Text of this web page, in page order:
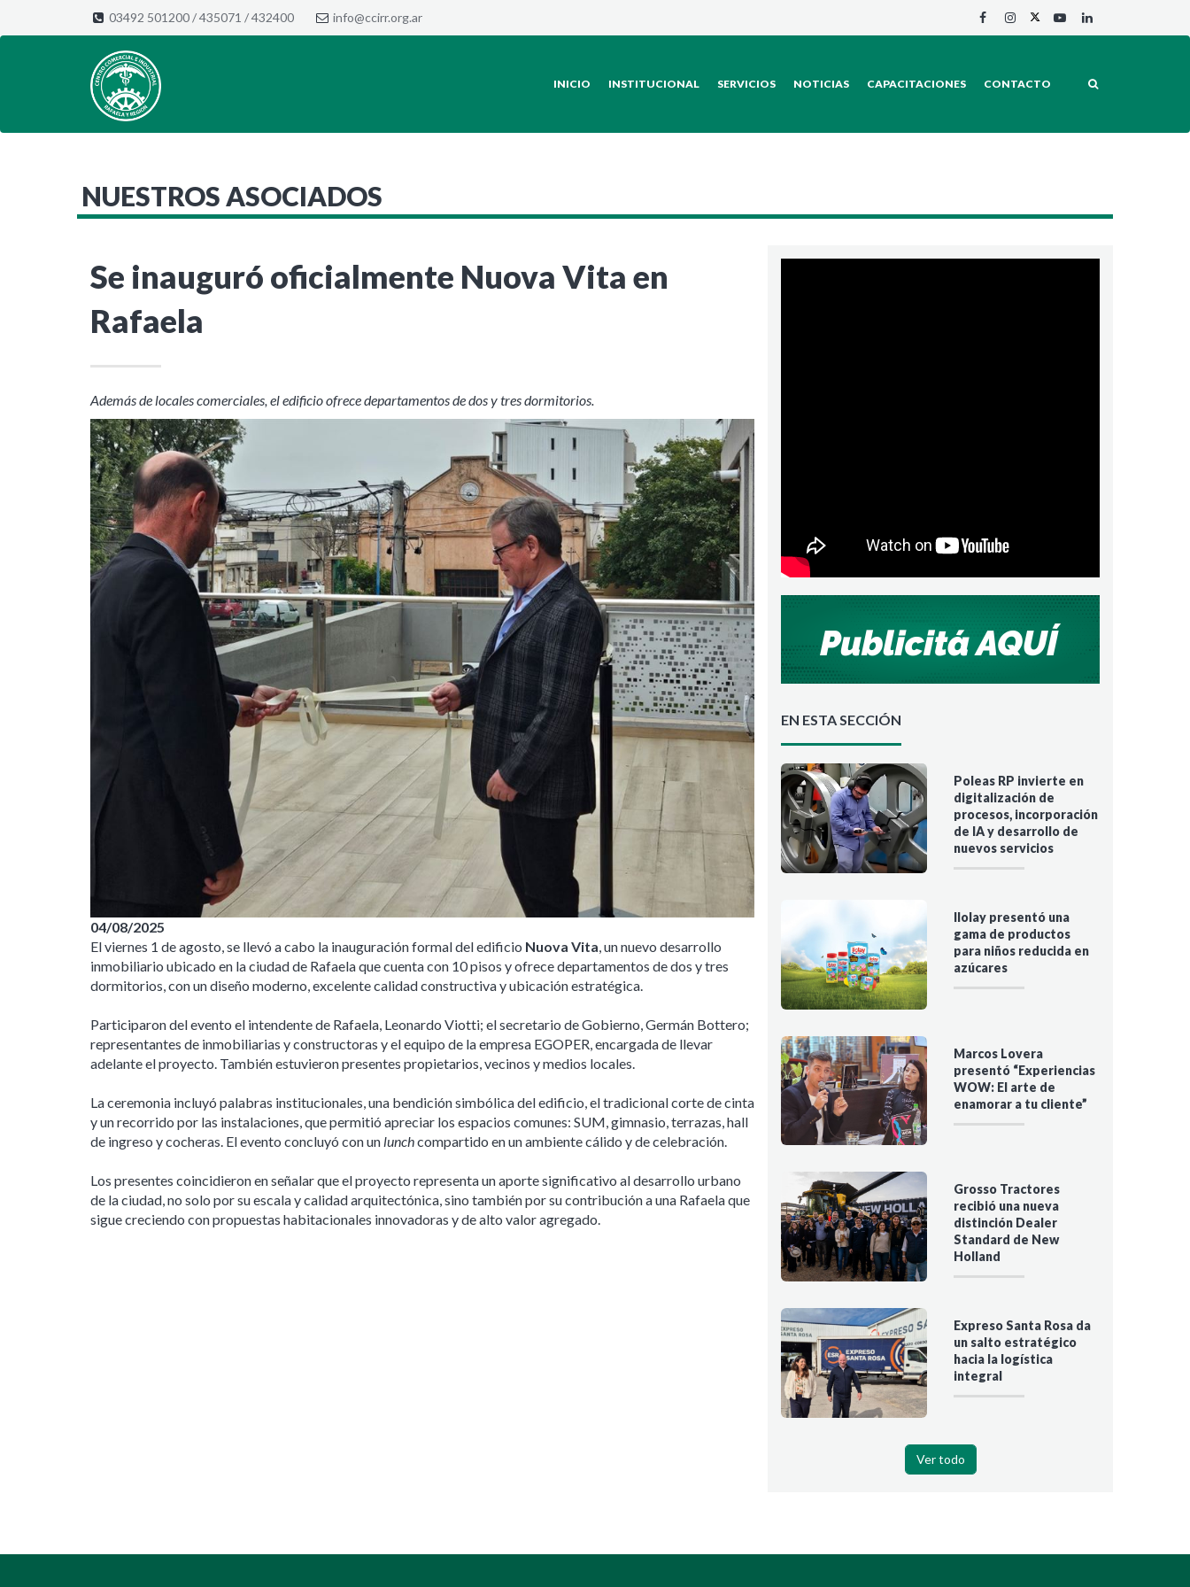
03492 501200/435071 /432400 info@ccirr.org.ar
INICIO INSTITUCIONAL SERVICIOS NOTICIAS CAPACITACIONES CONTACTO
NUESTROS ASOCIADOS
Se inauguró oficialmente Nuova Vita en
Rafaela
Además de locales comerciales, el edificio ofrece departamentos de dos y tres dormitorios.
04/08/2025
El viernes 1 de agosto, se llevó a cabo la inauguración formal del edificio Nuova Vita , un nuevo desarrollo
inmobiliario ubicado en la ciudad de Rafaela que cuenta con 10 pisos y ofrece departamentos de dos y tres
dormitorios, con un diseño moderno, excelente calidad constructiva y ubicación estratégica.
Participaron del evento el intendente de Rafaela, Leonardo Viotti; el secretario de Gobierno, Germán Bottero;
representantes de inmobiliarias y constructoras y el equipo de la empresa EGOPER, encargada de llevar
adelante el proyecto. También estuvieron presentes propietarios, vecinos y medios locales.
La ceremonia incluyó palabras institucionales, una bendición simbólica del edificio, el tradicional corte de cinta
y un recorrido por las instalaciones, que permitió apreciar los espacios comunes: SUM, gimnasio, terrazas, hall
de ingreso y cocheras. El evento concluyó con un lunchcompartido en un ambiente cálido y de celebración.
Los presentes coincidieron en señalar que el proyecto representa un aporte significativo al desarrollo urbano
de la ciudad, no solo por su escala y calidad arquitectónica, sino también por su contribución a una Rafaela que
sigue creciendo con propuestas habitacionales innovadoras y de alto valor agregado.
EN ESTA SECCIÓN
Poleas RP invierte en
digitalización de
procesos, incorporación
de IA y desarrollo de
nuevos servicios
Ilolay presentó una
gama de productos
para niños reducida en
azúcares
Marcos Lovera
presentó “Experiencias
WOW: El arte de
enamorar a tu cliente”
Grosso Tractores
recibió una nueva
distinción Dealer
Standard de New
Holland
Expreso Santa Rosa da
un salto estratégico
hacia la logística
integral
Ver todo